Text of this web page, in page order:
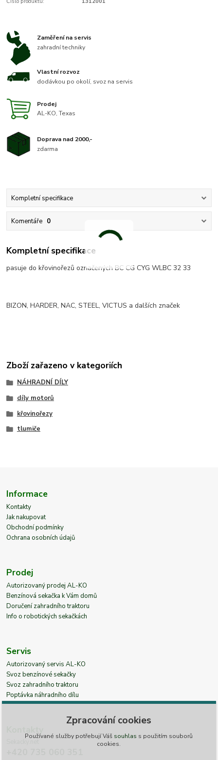
Zaměření na servis
zahradní techniky
Vlastní rozvoz
dodávkou po okolí, svoz na servis
Prodej
AL-KO, Texas
Doprava nad 2000,-
zdarma
Kompletní specifikace
Komentáře 0
Kompletní specifikace
pasuje do křovinořezů označených BC CG CYG WLBC 32 33
BIZON, HARDER, NAC, STEEL, VICTUS a dalších značek
Zboží zařazeno v kategoriích
NÁHRADNÍ DÍLY
díly motorů
křovinořezy
tlumiče
Informace
Kontakty
Jak nakupovat
Obchodní podmínky
Ochrana osobních údajů
Prodej
Autorizovaný prodej AL-KO
Benzínová sekačka k Vám domů
Doručení zahradního traktoru
Info o robotických sekačkách
Servis
Autorizovaný servis AL-KO
Svoz benzínové sekačky
Svoz zahradního traktoru
Poptávka náhradního dílu
Zpracování cookies
Používané služby potřebují Váš souhlas s použitím souborů
cookies.